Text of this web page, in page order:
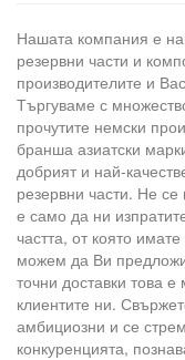
Нашата компания е
резервни части и
производителите и
Търгуваме с
прочутите немски
бранша азиатски
добрият и най-
резервни части. Не
е само да ни
частта, от която
можем да Ви
точни доставки това
клиентите ни.
амбициозни и се
конкуренцията,